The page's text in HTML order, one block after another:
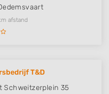
afstand
T&D
Schweitzerplein 35